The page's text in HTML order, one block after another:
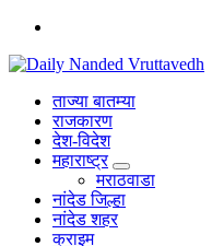
Skip
content
leading news portal of Nanded
ताज्या बातम्या
राजकारण
देश-विदेश
महाराष्ट्र
मराठवाडा
नांदेड जिल्हा
नांदेड शहर
क्राइम